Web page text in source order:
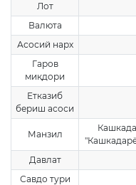
Лот
Валюта
Асосий нарх
Гаров
миқдори
Етказиб
бериш асоси
Манзил
Давлат
Савдо тури